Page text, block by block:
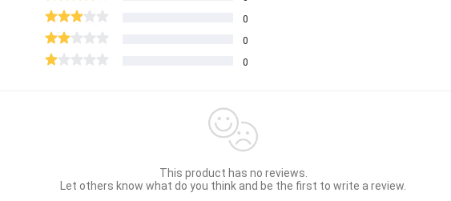
0
0
0
This product has no reviews.
Let others know what do you think and be the first to write a review.